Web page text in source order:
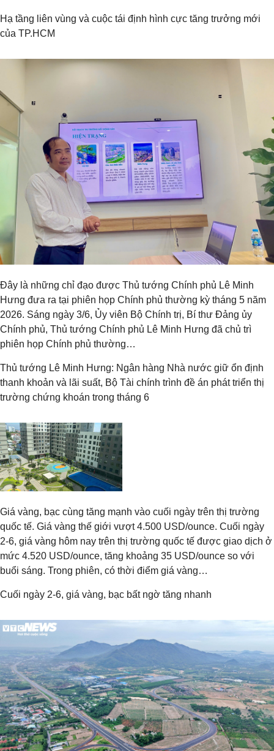
Hạ tầng liên vùng và cuộc tái định hình cực tăng trưởng mới
của TP.HCM
Đây là những chỉ đạo được Thủ tướng Chính phủ Lê Minh
Hưng đưa ra tại phiên họp Chính phủ thường kỳ tháng 5 năm
2026. Sáng ngày 3/6, Ủy viên Bộ Chính trị, Bí thư Đảng ủy
Chính phủ, Thủ tướng Chính phủ Lê Minh Hưng đã chủ trì
phiên họp Chính phủ thường…
Thủ tướng Lê Minh Hưng: Ngân hàng Nhà nước giữ ổn định
thanh khoản và lãi suất, Bộ Tài chính trình đề án phát triển thị
trường chứng khoán trong tháng 6
Giá vàng, bạc cùng tăng mạnh vào cuối ngày trên thị trường
quốc tế. Giá vàng thế giới vượt 4.500 USD/ounce. Cuối ngày
2-6, giá vàng hôm nay trên thị trường quốc tế được giao dịch ở
mức 4.520 USD/ounce, tăng khoảng 35 USD/ounce so với
buổi sáng. Trong phiên, có thời điểm giá vàng…
Cuối ngày 2-6, giá vàng, bạc bất ngờ tăng nhanh